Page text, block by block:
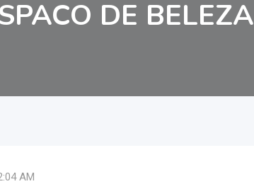
DE BELEZA
AM